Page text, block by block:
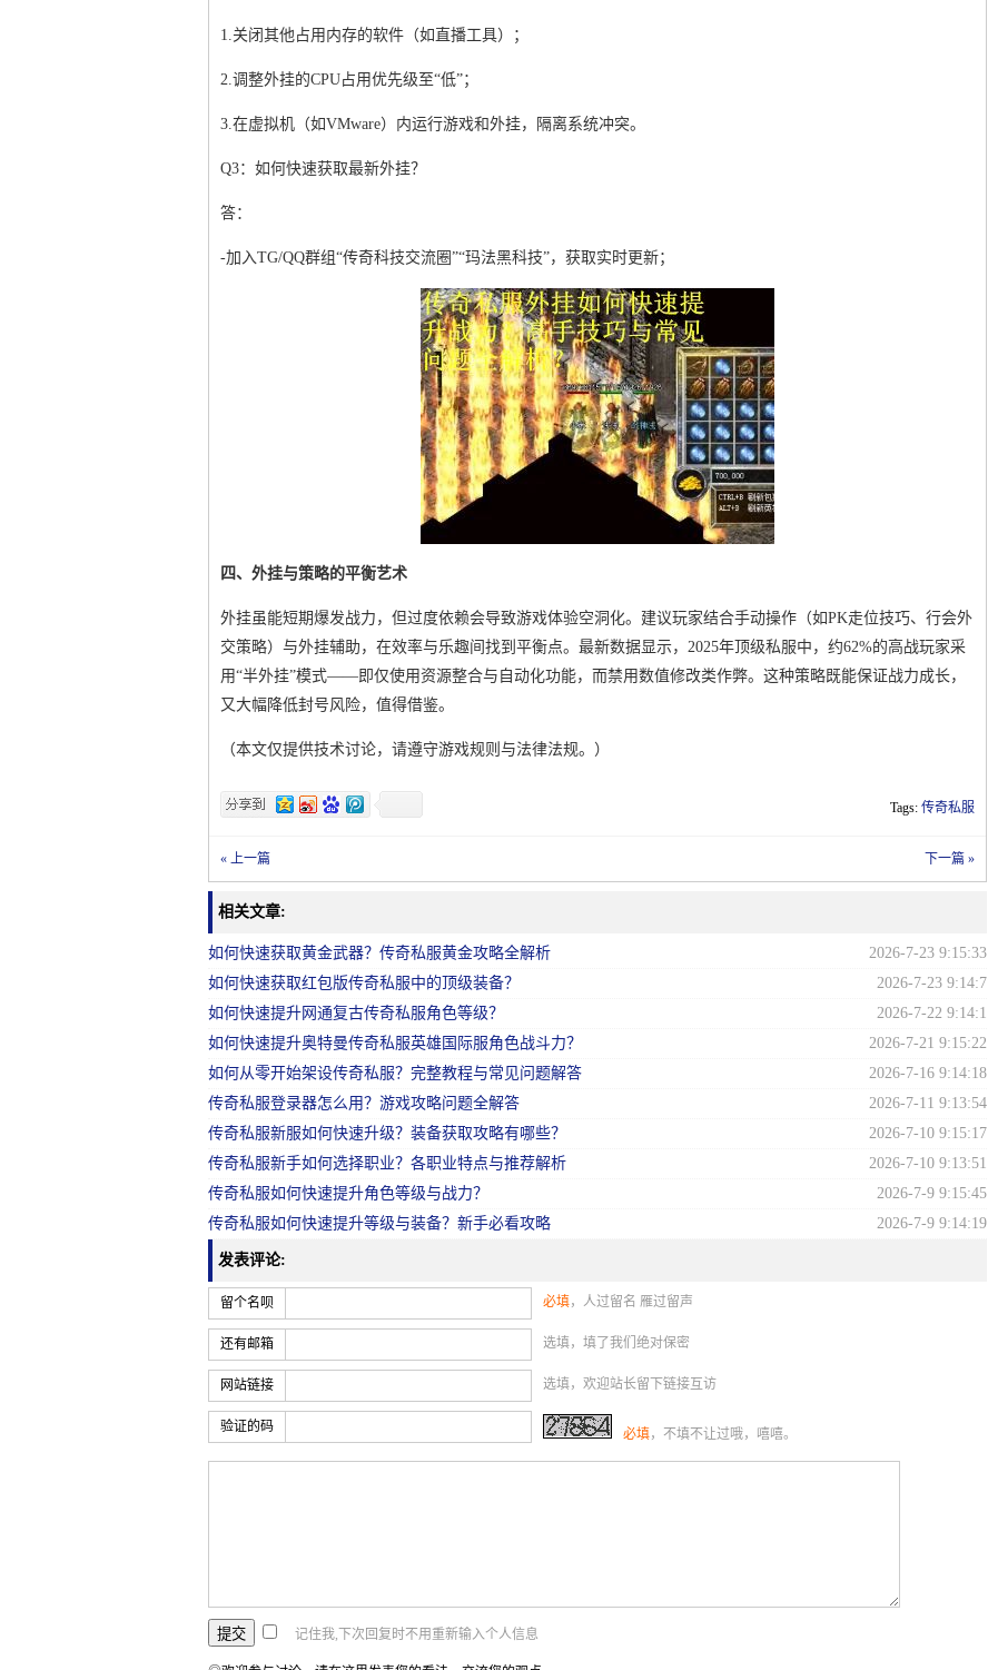
1.关闭其他占用内存的软件（如直播工具）；
2.调整外挂的CPU占用优先级至“低”；
3.在虚拟机（如VMware）内运行游戏和外挂，隔离系统冲突。
Q3：如何快速获取最新外挂？
答：
-加入TG/QQ群组“传奇科技交流圈”“玛法黑科技”，获取实时更新；
四、外挂与策略的平衡艺术
外挂虽能短期爆发战力，但过度依赖会导致游戏体验空洞化。建议玩家结合手动操作（如PK走位技巧、行会外
交策略）与外挂辅助，在效率与乐趣间找到平衡点。最新数据显示，2025年顶级私服中，约62%的高战玩家采
用“半外挂”模式——即仅使用资源整合与自动化功能，而禁用数值修改类作弊。这种策略既能保证战力成长，
又大幅降低封号风险，值得借鉴。
（本文仅提供技术讨论，请遵守游戏规则与法律法规。）
Tags: 传奇私服
« 上一篇 下一篇 »
相关文章:
如何快速获取黄金武器？传奇私服黄金攻略全解析
2026-7-23 9:15:33
如何快速获取红包版传奇私服中的顶级装备？
2026-7-23 9:14:7
如何快速提升网通复古传奇私服角色等级？
2026-7-22 9:14:1
如何快速提升奥特曼传奇私服英雄国际服角色战斗力？
2026-7-21 9:15:22
如何从零开始架设传奇私服？完整教程与常见问题解答
2026-7-16 9:14:18
传奇私服登录器怎么用？游戏攻略问题全解答
2026-7-11 9:13:54
传奇私服新服如何快速升级？装备获取攻略有哪些？
2026-7-10 9:15:17
传奇私服新手如何选择职业？各职业特点与推荐解析
2026-7-10 9:13:51
传奇私服如何快速提升角色等级与战力？
2026-7-9 9:15:45
传奇私服如何快速提升等级与装备？新手必看攻略
2026-7-9 9:14:19
发表评论:
留个名呗 必填，人过留名 雁过留声
还有邮箱 选填，填了我们绝对保密
网站链接 选填，欢迎站长留下链接互访
验证的码 必填，不填不让过哦，嘻嘻。
记住我,下次回复时不用重新输入个人信息